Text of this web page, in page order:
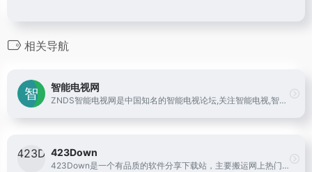
相关导航
智能电视网
ZNDS智能电视网是中国知名的智能电视论坛,关注智能电视,智能电视盒,安卓电视,安卓TV,安卓机顶盒论坛,智能电视软件下载,Android智能电视机,智能电视游戏。安卓智能电视TV应用市场,TV OS Rom,刷机教程,安卓TV软件下载,Android电视软件商店,智能电视APP应用分享和交流。
423Down
423Down是一个有品质的软件分享下载站，主要搬运网上热门的电脑软件和安卓应用、以及提供zdBryan个人修改的去广告绿色破解软件。